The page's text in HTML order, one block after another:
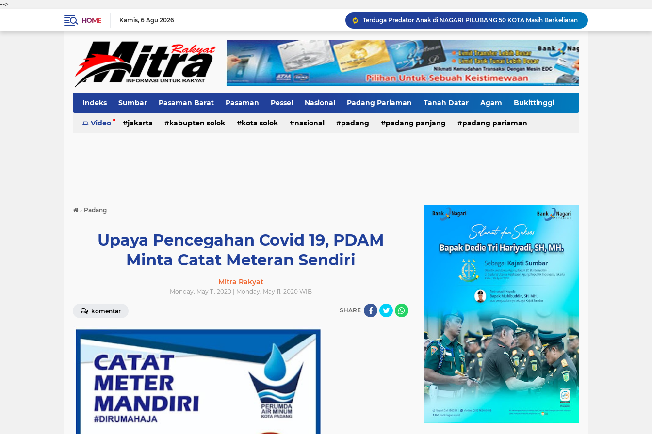
-->
HOME
Kamis 6 Agu 2026 Terduga Predator Anak di NAGARI PILUBANG 50 KOTA Masih Berkeliaran
Mendedikasikan Kasih, Menguatkan Negeri: Ditlantas Polda Sumbar Apresiasi Peran Dharma Wanita sebagai Pilar Pengabdian
KKN Sistemik atau Maladministrasi? Misteri "Dikorbankannya" SDN 26 ATT Menguji Transparansi Pemkot Padang
Polantas Karib Tidak Hanya Atur Jalan, Ditlantas Polda Sumbar Hadir Menyentuh Denyut Ekonomi Rakyat
Baru Mendarat di Padang, Zigo Rolanda Langsung Nyemplung ke Lokasi Banjir Dampingi Fadly Amran Evakuasi Warga
Diduga Ada Proyek "Ghaib" SPAM di Sumbar, Kemen PU dan Hutama Karya Disorot
Mutasi Pejabat Polres Pasaman Barat Bergulir, Kapolres Tekankan Adaptasi Cepat dan Penguatan Pelayanan Publik
Hoegeng Awards Bukan Sekedar Penghargaan, Kasat Reskrim Pasbar: Integritas Harga Mati Penegakan Hukum
Residivis Tiga Kali Keluar Masuk Penjara Kembali Edarkan Sabu, Polresta Bukittinggi Sita 62 Paket Siap Edar
Indeks Sumbar Pasaman Barat Pasaman Pessel Nasional Padang Pariaman Tanah Datar Agam Bukittinggi
Pariaman Kota Solok Bank Nagari Kab.Solok
Video jakarta kabupten solok kota solok nasional padang padang panjang padang pariaman
› Padang
Upaya Pencegahan Covid 19, PDAM
Minta Catat Meteran Sendiri
Mitra Rakyat
Monday, May 11, 2020 | Monday, May 11, 2020 WIB
komentar SHARE